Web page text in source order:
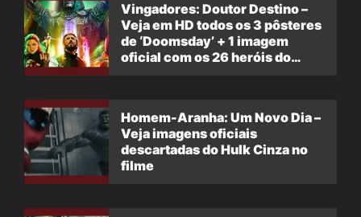
Vingadores: Doutor Destino –
Veja em HD todos os 3 pôsteres
de ‘Doomsday’ + 1 imagem
oficial com os 26 heróis do
Homem-Aranha: Um Novo Dia –
Veja imagens oficiais
descartadas do Hulk Cinza no
filme